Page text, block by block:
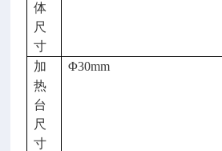
体
尺
寸
加
热
台
尺
寸
Φ30mm